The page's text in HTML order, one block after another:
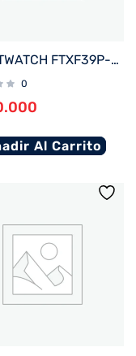
SMARTWATCH FTXF39P-RGOR 42MM ROSE GOLD%2FNARANJA ANDROID%2FIOS%2FBT%2FFREC. CARD%2FNOTIFICACIONES
0
Al Carrito